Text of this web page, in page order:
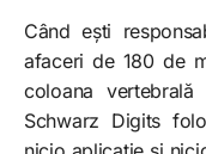
Când ești
afaceri de 180 de
coloana
Schwarz Digits